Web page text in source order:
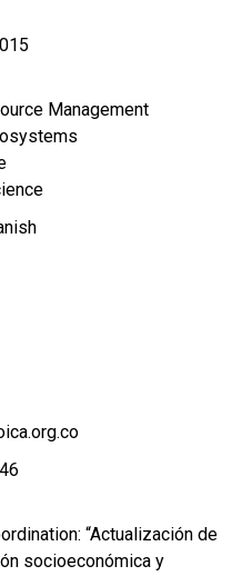
Management
“Actualización de
socioeconómica y